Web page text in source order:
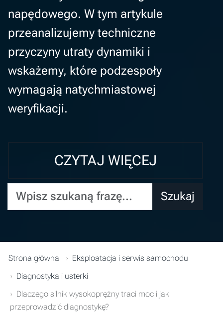
napędowego. W tym artykule
przeanalizujemy techniczne
przyczyny utraty dynamiki i
wskażemy, które podzespoły
wymagają natychmiastowej
weryfikacji.
CZYTAJ WIĘCEJ
Wpisz szukaną frazę... Szukaj
Strona główna
Eksploatacja i serwis samochodu
Diagnostyka i usterki
Dlaczego silnik wysokoprężny traci moc i jak
przeprowadzić diagnostykę?